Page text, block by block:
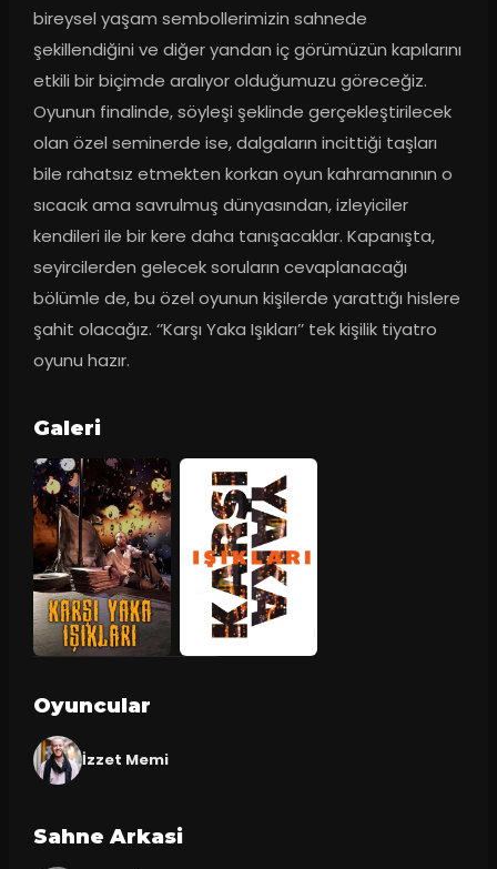
bireysel yaşam sembollerimizin sahnede
şekillendiğini ve diğer yandan iç görümüzün kapılarını
etkili bir biçimde aralıyor olduğumuzu göreceğiz.
Oyunun finalinde, söyleşi şeklinde gerçekleştirilecek
olan özel seminerde ise, dalgaların incittiği taşları
bile rahatsız etmekten korkan oyun kahramanının o
sıcacık ama savrulmuş dünyasından, izleyiciler
kendileri ile bir kere daha tanışacaklar. Kapanışta,
seyircilerden gelecek soruların cevaplanacağı
bölümle de, bu özel oyunun kişilerde yarattığı hislere
şahit olacağız. ‘’Karşı Yaka Işıkları’’ tek kişilik tiyatro
oyunu hazır.
Galeri
Oyuncular
İzzet Memi
Sahne Arkasi